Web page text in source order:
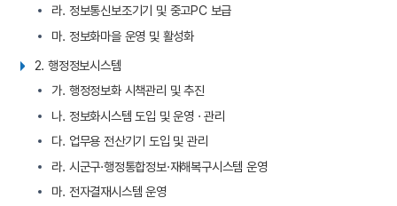
라. 정보통신보조기기 및 중고PC 보급
마. 정보화마을 운영 및 활성화
2. 행정정보시스템
가. 행정정보화 시책관리 및 추진
나. 정보화시스템 도입 및 운영 · 관리
다. 업무용 전산기기 도입 및 관리
라. 시군구·행정통합정보·재해복구시스템 운영
마. 전자결재시스템 운영